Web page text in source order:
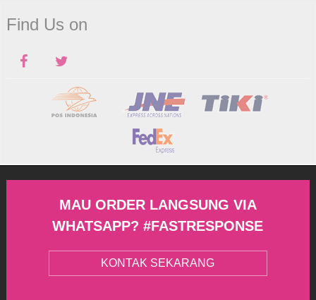
Find Us on
MAU ORDER LANGSUNG VIA
WHATSAPP? #FASTRESPONSE
KONTAK SEKARANG